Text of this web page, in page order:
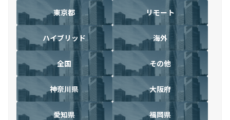
東京都 リモート
ハイブリッド 海外
全国 その他
神奈川県 大阪府
愛知県 福岡県